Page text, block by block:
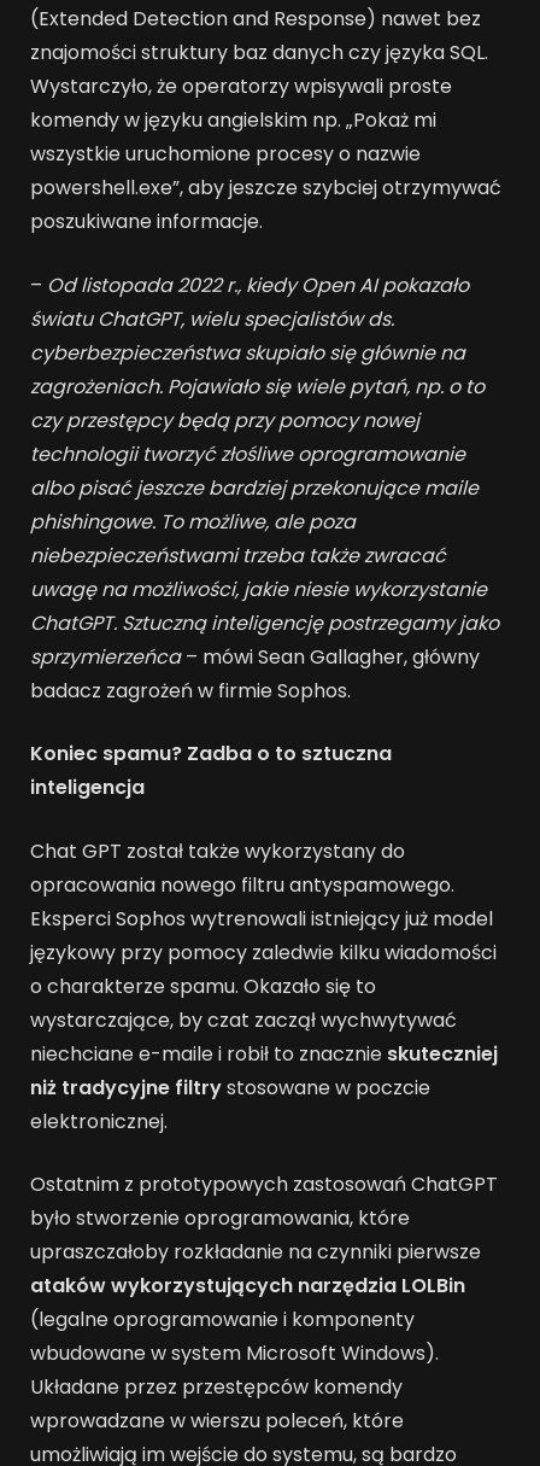
(Extended Detection and Response) nawet bez
znajomości struktury baz danych czy języka SQL.
Wystarczyło, że operatorzy wpisywali proste
komendy w języku angielskim np. „Pokaż mi
wszystkie uruchomione procesy o nazwie
powershell.exe”, aby jeszcze szybciej otrzymywać
poszukiwane informacje.
– Od listopada 2022 r., kiedy Open AI pokazało
światu ChatGPT, wielu specjalistów ds.
cyberbezpieczeństwa skupiało się głównie na
zagrożeniach. Pojawiało się wiele pytań, np. o to
czy przestępcy będą przy pomocy nowej
technologii tworzyć złośliwe oprogramowanie
albo pisać jeszcze bardziej przekonujące maile
phishingowe. To możliwe, ale poza
niebezpieczeństwami trzeba także zwracać
uwagę na możliwości, jakie niesie wykorzystanie
ChatGPT. Sztuczną inteligencję postrzegamy jako
sprzymierzeńca– mówi Sean Gallagher, główny
badacz zagrożeń w firmie Sophos.
Koniec spamu? Zadba o to sztuczna
inteligencja
Chat GPT został także wykorzystany do
opracowania nowego filtru antyspamowego.
Eksperci Sophos wytrenowali istniejący już model
językowy przy pomocy zaledwie kilku wiadomości
o charakterze spamu. Okazało się to
wystarczające, by czat zaczął wychwytywać
niechciane e-maile i robił to znacznie skuteczniej
niż tradycyjne filtrystosowane w poczcie
elektronicznej.
Ostatnim z prototypowych zastosowań ChatGPT
było stworzenie oprogramowania, które
upraszczałoby rozkładanie na czynniki pierwsze
ataków wykorzystujących narzędzia LOLBin
(legalne oprogramowanie i komponenty
wbudowane w system Microsoft Windows).
Układane przez przestępców komendy
wprowadzane w wierszu poleceń, które
umożliwiają im wejście do systemu, są bardzo